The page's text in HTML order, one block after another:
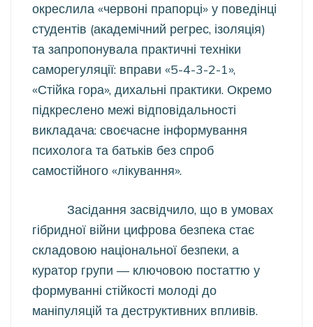
окреслила «червоні прапорці» у поведінці
студентів (академічний регрес, ізоляція)
та запропонувала практичні техніки
саморегуляції: вправи «5-4-3-2-1»,
«Стійка гора», дихальні практики. Окремо
підкреслено межі відповідальності
викладача: своєчасне інформування
психолога та батьків без спроб
самостійного «лікування».
Засідання засвідчило, що в умовах
гібридної війни цифрова безпека стає
складовою національної безпеки, а
куратор групи — ключовою постаттю у
формуванні стійкості молоді до
маніпуляцій та деструктивних впливів.